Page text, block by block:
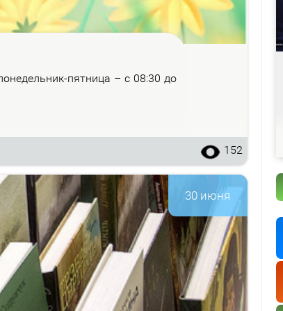
пят­ни­ца – с 08:30 до
152
30 июня
Витебского облисполкома